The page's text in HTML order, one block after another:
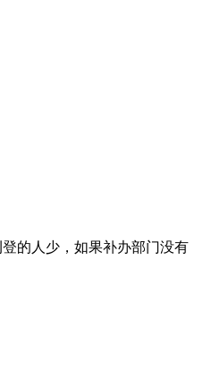
的人少，如果补办部门没有